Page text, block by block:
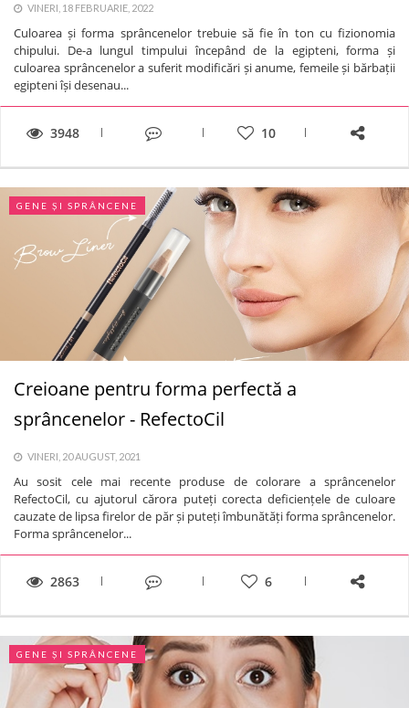
VINERI, 18 FEBRUARIE, 2022
Culoarea și forma sprâncenelor trebuie să fie în ton cu fizionomia
chipului. De-a lungul timpului începând de la egipteni, forma și
culoarea sprâncenelor a suferit modificări și anume, femeile și bărbații
egipteni își desenau...
3948 10
GENE ȘI SPRÂNCENE
Creioane pentru forma perfectă a
sprâncenelor - RefectoCil
VINERI, 20 AUGUST, 2021
Au sosit cele mai recente produse de colorare a sprâncenelor
RefectoCil, cu ajutorul cărora puteți corecta deficiențele de culoare
cauzate de lipsa firelor de păr și puteți îmbunătăți forma sprâncenelor.
Forma sprâncenelor...
2863 6
GENE ȘI SPRÂNCENE